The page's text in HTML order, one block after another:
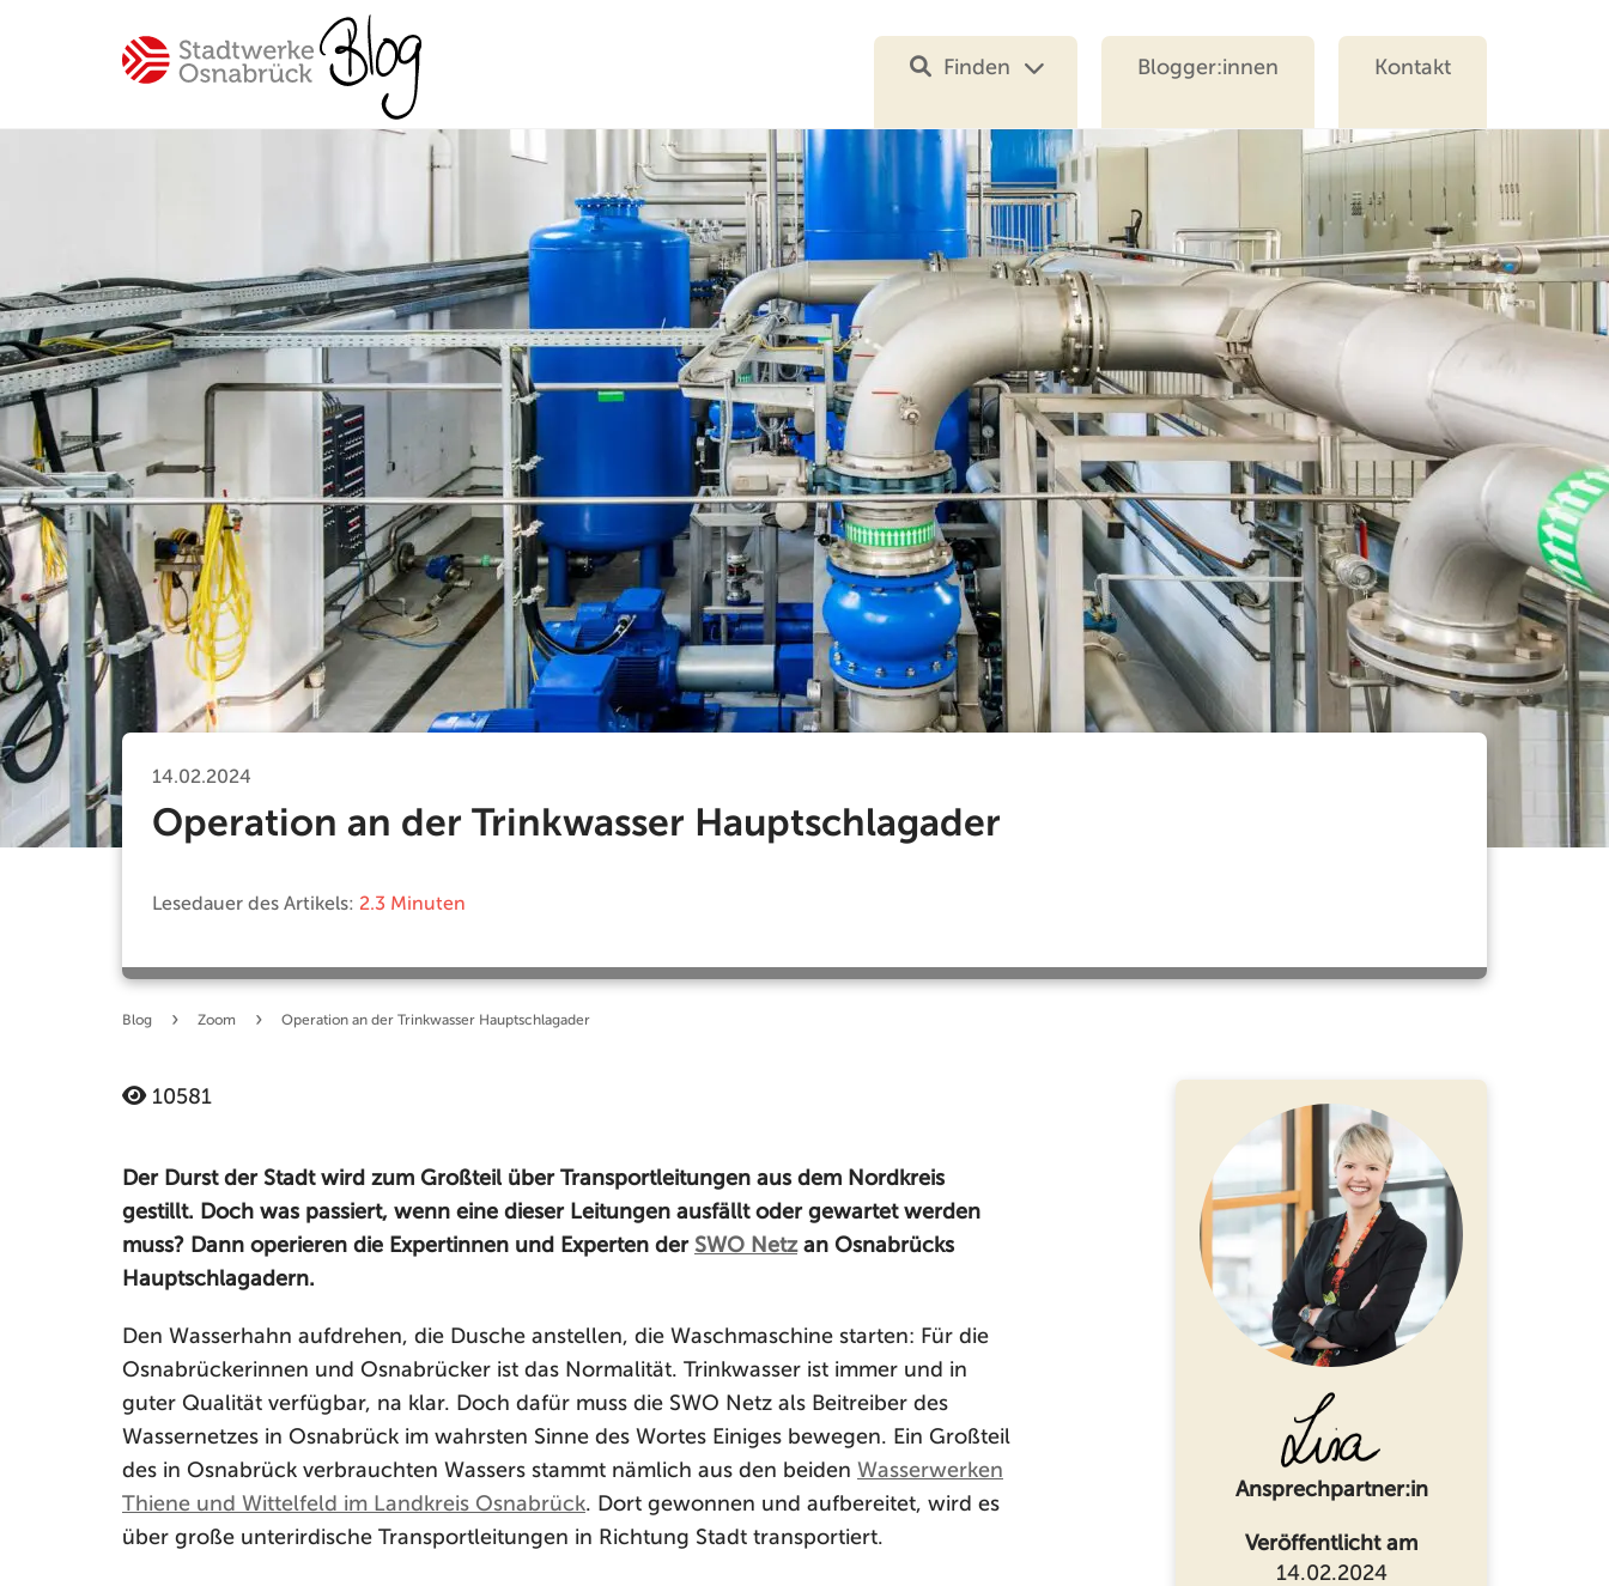
Finden
Spannende Einblicke in unser
Beliebte Themen
#Osnabrück #Mitarbeiter #SWO-NETZ
#Energie #Mobilität #Trinkwasser #Hilfe
#Versorgung
Ihre Suche
Blogger:innen Kontakt
14.02.2024
Operation an der Trinkwasser Hauptschlagader
Lesedauer des Artikels: 2.3 Minuten
Blog › Zoom › Operation an der Trinkwasser Hauptschlagader
10581
Der Durst der Stadt wird zum Großteil über Transportleitungen aus dem Nordkreis
gestillt. Doch was passiert, wenn eine dieser Leitungen ausfällt oder gewartet werden
muss? Dann operieren die Expertinnen und Experten der SWO Netzan Osnabrücks
Hauptschlagadern.
Den Wasserhahn aufdrehen, die Dusche anstellen, die Waschmaschine starten: Für die
Osnabrückerinnen und Osnabrücker ist das Normalität. Trinkwasser ist immer und in
guter Qualität verfügbar, na klar. Doch dafür muss die SWO Netz als Beitreiber des
Wassernetzes in Osnabrück im wahrsten Sinne des Wortes Einiges bewegen. Ein Großteil
des in Osnabrück verbrauchten Wassers stammt nämlich aus den beiden Wasserwerken
Thiene und Wittelfeld im Landkreis Osnabrück. Dort gewonnen und aufbereitet, wird es
über große unterirdische Transportleitungen in Richtung Stadt transportiert.
Ansprechpartner:in
Veröffentlicht am
14.02.2024